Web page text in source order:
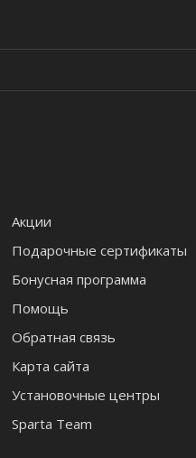
Акции
Подарочные сертификаты
Бонусная программа
Помощь
Обратная связь
Карта сайта
Установочные центры
Sparta Team